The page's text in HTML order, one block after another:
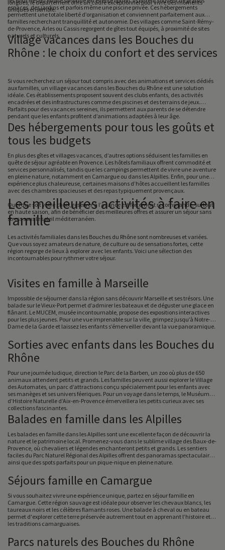
longues, le département offre un cadre exceptionnel pour vivre des moments
uniques ensemble.
espaces, des jardins et parfois même une piscine privée. Ces hébergements
permettent une totale liberté d’organisation et conviennent parfaitement aux
familles recherchant tranquillité et autonomie. Des villages comme Saint-Rémy-
de-Provence, Arles ou Cassis regorgent de gîtes tout équipés, à proximité de sites
naturels et culturels.
Village vacances dans les Bouches du
Rhône : le choix du confort et des services
Si vous recherchez un séjour tout compris avec des animations et services dédiés
aux familles, un village vacances dans les Bouches du Rhône est une solution
idéale. Ces établissements proposent souvent des clubs enfants, des activités
encadrées et des infrastructures comme des piscines et des terrains de jeux.
Parfaits pour des vacances sereines, ils permettent aux parents de se détendre
pendant que les enfants profitent d’animations adaptées à leur âge.
Des hébergements pour tous les goûts et
tous les budgets
En plus des gîtes et villages vacances, d’autres options séduisent les familles en
quête de séjour agréable en Provence. Les hôtels familiaux offrent commodité et
services personnalisés, tandis que les campings permettent de vivre une aventure
en pleine nature, notamment en Camargue ou dans les Alpilles. Enfin, pour une
expérience plus chaleureuse, certaines maisons d’hôtes accueillent les familles
avec des chambres spacieuses et des repas typiquement provençaux.
Quel que soit votre choix, réserver à l’avance est fortement recommandé, surtout
en haute saison, afin de bénéficier des meilleures offres et assurer un séjour sans
stress sous le soleil méditerranéen.
Les meilleures activités à faire en
famille
Les activités familiales dans les Bouches du Rhône sont nombreuses et variées.
Que vous soyez amateurs de nature, de culture ou de sensations fortes, cette
région regorge de lieux à explorer avec les enfants. Voici une sélection des
incontournables pour rythmer votre séjour.
Visites en famille à Marseille
Impossible de séjourner dans la région sans découvrir Marseille et ses trésors. Une
balade sur le Vieux-Port permet d’admirer les bateaux et de déguster une glace en
flânant. Le MUCEM, musée incontournable, propose des expositions interactives
pour les plus jeunes. Pour une vue imprenable sur la ville, grimpez jusqu’à Notre-
Dame de la Garde et laissez les enfants s’émerveiller devant la vue panoramique.
Sorties avec enfants dans les Bouches du
Rhône
Pour une journée ludique, direction le Parc de la Barben, un zoo où plus de 650
animaux attendent petits et grands. Les familles peuvent aussi explorer le Village
des Automates, un parc d’attractions conçu spécialement pour les enfants avec
ses manèges et ses univers féeriques. Pour un voyage dans le temps, le Muséum
d’Histoire Naturelle d’Aix-en-Provence émerveillera les petits curieux avec ses
collections fascinantes.
Balades en famille dans les Alpilles
Les balades en famille dans les Alpilles sont une excellente façon de découvrir la
nature et le patrimoine local. Promenez-vous dans le sublime village des Baux-de-
Provence, où chevaliers et légendes enchanteront petits et grands. Les sentiers
faciles du Parc Naturel Régional des Alpilles offrent des panoramas spectaculaires
ainsi que des spots parfaits pour un pique-nique en pleine nature.
Séjours famille en Camargue
Si vous souhaitez vivre une expérience unique, partez en séjour famille en
Camargue. Cette région sauvage est idéale pour observer les chevaux blancs, les
taureaux noirs et les célèbres flamants roses. Une balade à cheval ou en bateau
permet d'explorer cette terre préservée autrement tout en apprenant l’histoire et
les traditions camarguaises.
Parcs naturels des Bouches du Rhône